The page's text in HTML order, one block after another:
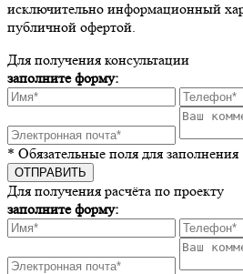
исключительно информационный
публичной офертой.
Для получения консультации
заполните форму:
* Обязательные поля для заполнения
Для получения расчёта по проекту
заполните форму: